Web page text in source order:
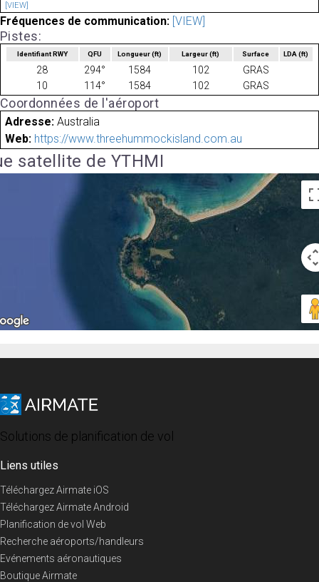
[VIEW]
Fréquences de communication: [VIEW]
Pistes:
Identifiant RWY QFU Longueur(ft) Largeur(ft) Surface LDA(ft)
28 294° 1584 102
GRAS
10
114° 1584 102 GRAS
Coordonnées de l'aéroport
Adresse: Australia
Web: https://www.threehummockisland.com.au
satellite de YTHMI
Solutions de planification de vol
Liens utiles
Téléchargez Airmate iOS
Téléchargez Airmate Android
Planification de vol Web
Recherche aéroports/handleurs
Evénements aéronautiques
Boutique Airmate